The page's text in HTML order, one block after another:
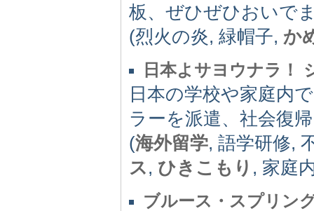
板、ぜひぜひおいで
(烈火の炎, 緑帽子, か
日本よサヨウナラ！
日本の学校や家庭内
ラーを派遣、社会復
(海外留学, 語学研修,
ス, ひきこもり , 家庭
ブルース・スプリン